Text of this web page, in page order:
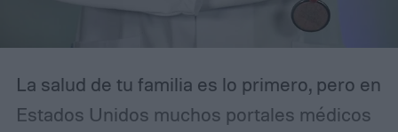
La salud de tu familia es lo primero, pero en
Estados Unidos muchos portales médicos